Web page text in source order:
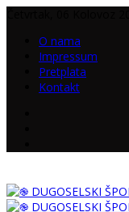
O nama
Impressum
Pretplata
Kontakt